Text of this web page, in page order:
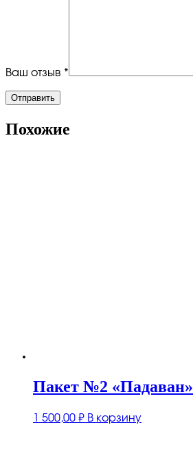
Ваш отзыв *
Похожие
Пакет №2 «Падаван»
1 500,00 ₽ В корзину